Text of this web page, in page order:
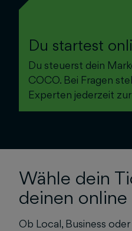
Du startest
Du steuerst dein
COCO. Bei Fragen
Experten jederzeit
Wähle dein
deinen online
Ob Local, Business